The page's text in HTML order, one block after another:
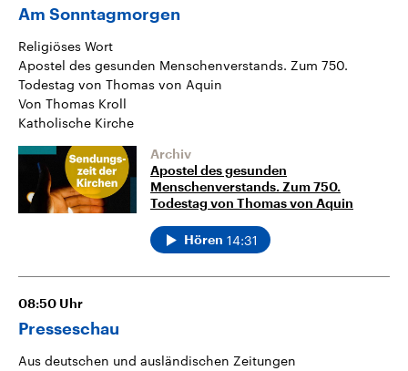
Am Sonntagmorgen
Religiöses Wort
Apostel des gesunden Menschenverstands. Zum 750.
Todestag von Thomas von Aquin
Von Thomas Kroll
Katholische Kirche
Archiv
Apostel des gesunden
Menschenverstands. Zum 750.
Todestag von Thomas von Aquin
Hören 14:31
08:50 Uhr
Presseschau
Aus deutschen und ausländischen Zeitungen